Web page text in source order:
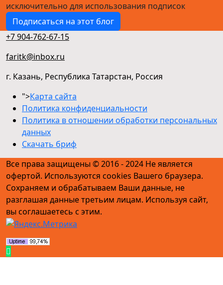
исключительно для использования подписок
Подписаться на этот блог
+7 904-762-67-15
faritk@inbox.ru
г. Казань, Республика Татарстан, Россия
">Карта сайта
Политика конфиденциальности
Политика в отношении обработки персональных
данных
Скачать бриф
Все права защищены © 2016 - 2024 Не является
офертой. Используются cookies Вашего браузера.
Сохраняем и обрабатываем Ваши данные, не
разглашая данные третьим лицам. Используя сайт,
вы соглашаетесь с этим.